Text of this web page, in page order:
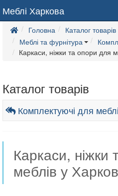
Меблі Харкова
Головна Каталог товарів
Меблі та фурнітура
Каркаси, ніжки та опори для
Каталог товарів
Комплектуючі для
Каркаси, ніжки
меблів у